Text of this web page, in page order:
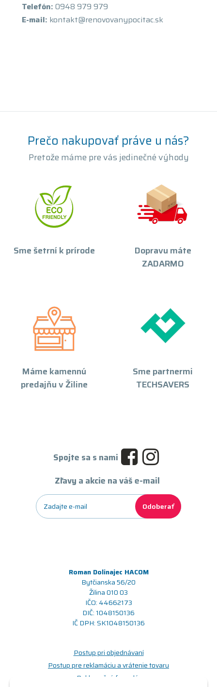
Telefón: 0948 979 979
E-mail: kontakt@renovovanypocitac.sk
Prečo nakupovať práve u nás?
Pretože máme pre vás jedinečné výhody
Sme šetrní k prírode
Dopravu máte
ZADARMO
Máme kamennú
predajňu v Žiline
Sme partnermi
TECHSAVERS
Spojte sa s nami
Zľavy a akcie na váš e-mail
Odoberať
Roman Dolinajec HACOM
Bytčianska 56/20
Žilina 010 03
IČO: 44662173
DIČ: 1048150136
IČ DPH: SK1048150136
Postup pri objednávaní
Postup pre reklamáciu a vrátenie tovaru
Reklamačný formulár